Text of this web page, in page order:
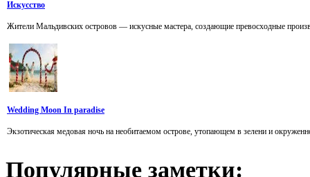
Искусство
Жители Мальдивских островов — искусные мастера, создающие превосходные
Wedding Moon In paradise
Экзотическая медовая ночь на необитаемом острове, утопающем в зелени и
Популярные заметки: